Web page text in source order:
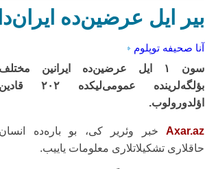
بیر ایل عرضین‌ده
آنا صحیفه توپلوم
سون ۱ ایل عرضین‌ده ایرانین مختلف
بؤلگه‌لرینده عمومی‌لیکده ۲۰۲ قادین
اؤلدورولوب.
Axar.az خبر وئریر کی، بو باره‌ده انسان
حاقلاری تشکیلاتلاری معلومات یاییب.